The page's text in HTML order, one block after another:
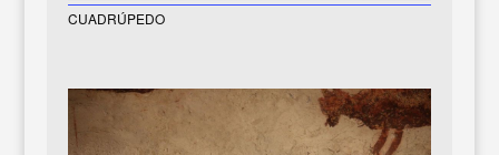
CUADRÚPEDO